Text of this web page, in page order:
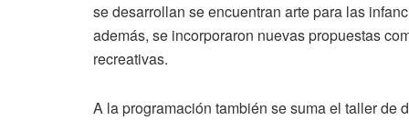
se desarrollan se encuentran arte para las
además, se incorporaron nuevas propuestas
recreativas.
A la programación también se suma el taller de